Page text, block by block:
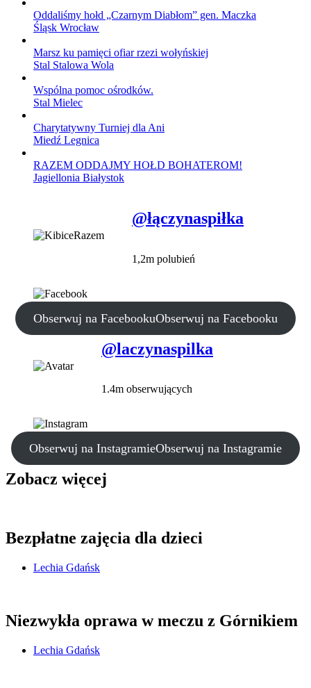
Oddaliśmy hołd „Czarnym Diabłom” gen. Maczka
Śląsk Wrocław
Marsz ku pamięci ofiar rzezi wołyńskiej
Stal Stalowa Wola
Wspólna pomoc ośrodków.
Stal Mielec
Charytatywny Turniej dla Ani
Miedź Legnica
RAZEM ODDAJMY HOŁD BOHATEROM!
Jagiellonia Białystok
@łączynaspiłka
1,2m polubień
Obserwuj na FacebookuObserwuj na Facebooku
@laczynaspilka
1.4m obserwujących
Obserwuj na InstagramieObserwuj na Instagramie
Zobacz więcej
Bezpłatne zajęcia dla dzieci
Lechia Gdańsk
Niezwykła oprawa w meczu z Górnikiem
Lechia Gdańsk